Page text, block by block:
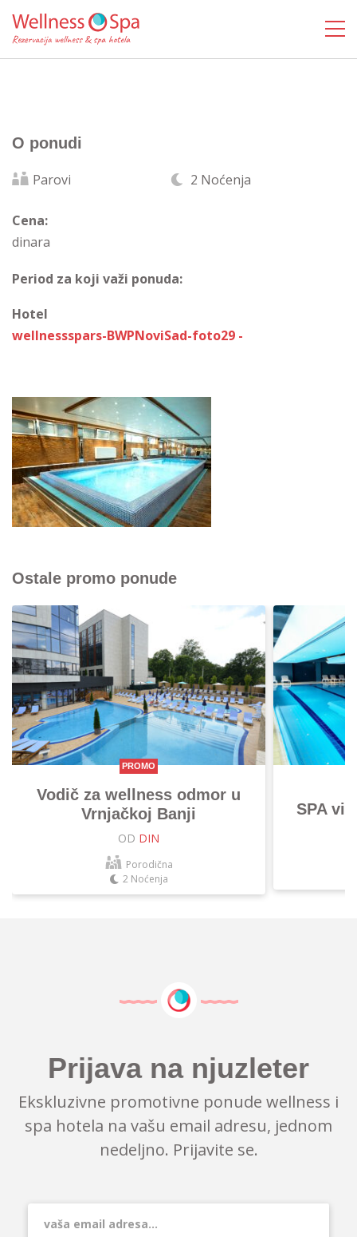
O ponudi
Parovi 2 Noćenja
Cena:
dinara
Period za koji važi ponuda:
Hotel
wellnessspars-BWPNoviSad-foto29 -
Ostale promo ponude
PROMO
Vodič za wellness odmor u
Vrnjačkoj Banji
OD DIN
Porodična
2 Noćenja
SPA
Prijava na njuzleter
Ekskluzivne promotivne ponude wellness i
spa hotela na vašu email adresu, jednom
nedeljno. Prijavite se.